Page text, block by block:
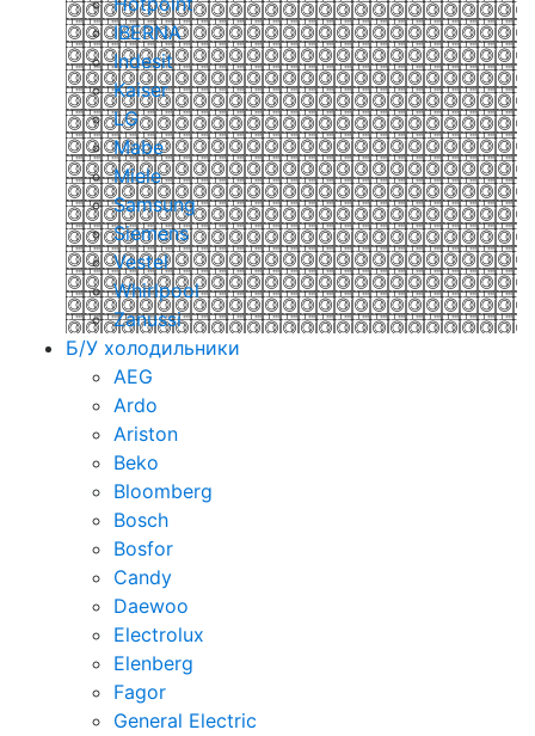
IBERNA
Indesit
Kaiser
LG
Mabe
Miele
Samsung
Siemens
Vestel
Whirlpool
Zanussi
Б/У холодильники
AEG
Ardo
Ariston
Beko
Bloomberg
Bosch
Bosfor
Candy
Daewoo
Electrolux
Elenberg
Fagor
General Electric